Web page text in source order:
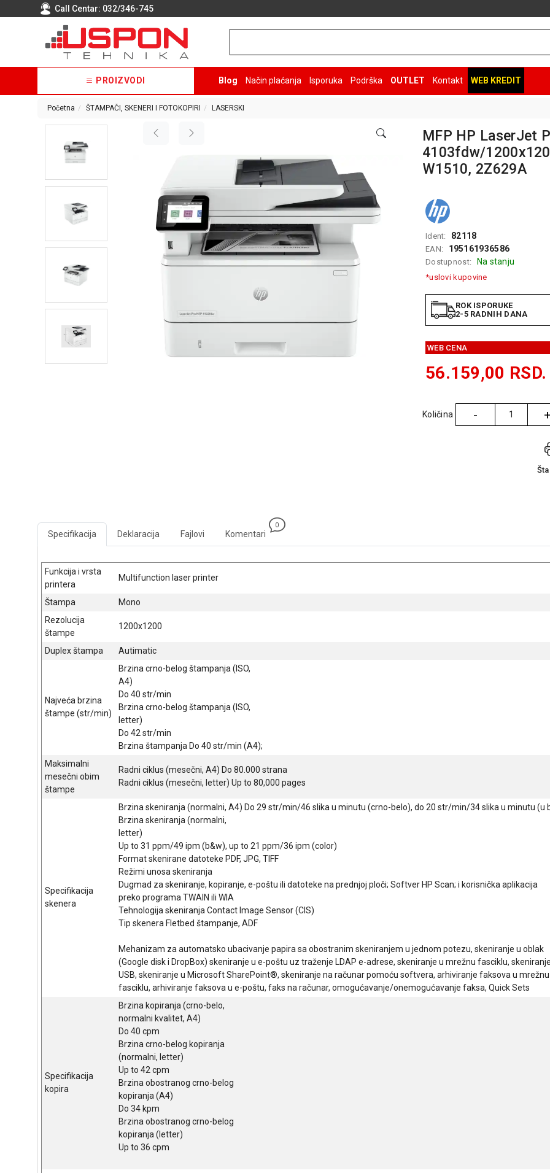
Call Centar: 032/346-745
PROIZVODI Blog Način plaćanja Isporuka Podrška OUTLET Kontakt WEB KREDIT
Početna ŠTAMPAČI, SKENERI I FOTOKOPIRI LASERSKI
MFP HP LaserJet
4103fdw/
W1510, 2Z629A
Ident: 82118
EAN: 195161936586
Dostupnost: Na stanju
*uslovi kupovine
ROK ISPORUKE
2-5 RADNIH DANA
WEB CENA
56.159,00 RSD.
Količina -
Specifikacija Deklaracija Fajlovi Komentari
0
Funkcija i vrsta
printera
Multifunction laser printer
Štampa
Mono
Rezolucija
štampe
1200x1200
Duplex štampa Autimatic
Najveća brzina
štampe (str/min)
Brzina crno-belog štampanja (ISO,
A4)
Do 40 str/min
Brzina crno-belog štampanja (ISO,
letter)
Do 42 str/min
Brzina štampanja Do 40 str/min (A4);
Maksimalni
mesečni obim
štampe
Radni ciklus (mesečni, A4) Do 80.000 strana
Radni ciklus (mesečni, letter) Up to 80,000 pages
Specifikacija
skenera
Brzina skeniranja (normalni, A4) Do 29 str/min/46 slika u minutu (crno-belo), do 20 str/min/34 slika u minutu (u
Brzina skeniranja (normalni,
letter)
Up to 31 ppm/49 ipm (b&w), up to 21 ppm/36 ipm (color)
Format skenirane datoteke PDF, JPG, TIFF
Režimi unosa skeniranja
Dugmad za skeniranje, kopiranje, e-poštu ili datoteke na prednjoj ploči; Softver HP Scan; i korisnička aplikacija
preko programa TWAIN ili WIA
Tehnologija skeniranja Contact Image Sensor (CIS)
Tip skenera Fletbed štampanje, ADF
Mehanizam za automatsko ubacivanje papira sa obostranim skeniranjem u jednom potezu, skeniranje u oblak
(Google disk i DropBox) skeniranje u e-poštu uz traženje LDAP e-adrese, skeniranje u mrežnu fasciklu,
USB, skeniranje u Microsoft SharePoint®, skeniranje na računar pomoću softvera, arhiviranje faksova u mrežnu
fasciklu, arhiviranje faksova u e-poštu, faks na računar, omogućavanje/onemogućavanje faksa, Quick Sets
Specifikacija
kopira
Brzina kopiranja (crno-belo,
normalni kvalitet, A4)
Do 40 cpm
Brzina crno-belog kopiranja
(normalni, letter)
Up to 42 cpm
Brzina obostranog crno-belog
kopiranja (A4)
Do 34 kpm
Brzina obostranog crno-belog
kopiranja (letter)
Up to 36 cpm